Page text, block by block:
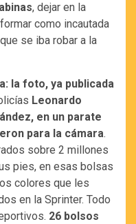
, dejar en la
como incautada
se iba robar a la
la foto, ya publicada
Leonardo
en un parate
para la cámara.
sobre 2 millones
pies, en esas bolsas
colores que les
en la Sprinter. Todo
26 bolsos